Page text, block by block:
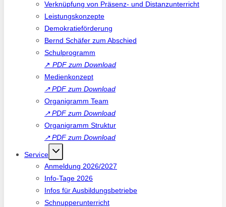
Verknüpfung von Präsenz- und Distanzunterricht
Leistungskonzepte
Demokratieförderung
Bernd Schäfer zum Abschied
Schulprogramm
↗ PDF zum Download
Medienkonzept
↗ PDF zum Download
Organigramm Team
↗ PDF zum Download
Organigramm Struktur
↗ PDF zum Download
Service
Anmeldung 2026/2027
Info-Tage 2026
Infos für Ausbildungsbetriebe
Schnupperunterricht